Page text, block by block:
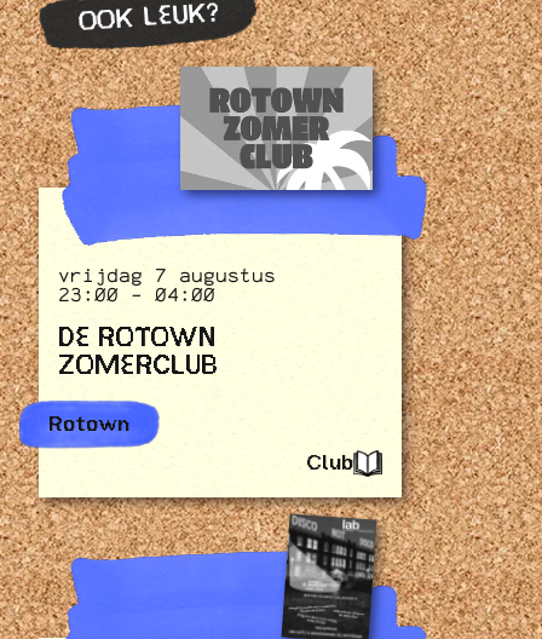
OOK LEUK?
vrijdag 7 augustus
23:00 - 04:00
DE ROTOWN
ZOMERCLUB
Rotown
Club